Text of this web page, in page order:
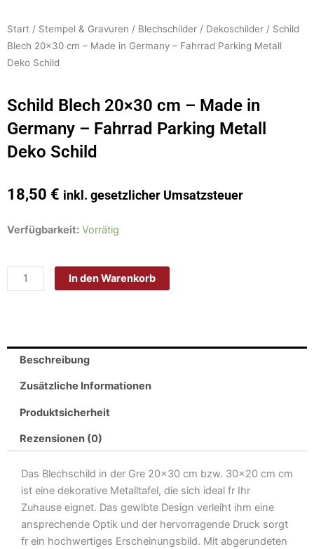
Start / Stempel & Gravuren / Blechschilder / Dekoschilder / Schild
Blech 20×30 cm – Made in Germany – Fahrrad Parking Metall
Deko Schild
Schild Blech 20×30 cm – Made in
Germany – Fahrrad Parking Metall
Deko Schild
18,50 € inkl. gesetzlicher Umsatzsteuer
Verfügbarkeit: Vorrätig
Schild
Germany
Fahrrad
Metall
Schild
In den Warenkorb
Beschreibung
Zusätzliche Informationen
Produktsicherheit
Rezensionen (0)
Das Blechschild in der Gre 20×30 cm bzw. 30×20 cm cm
ist eine dekorative Metalltafel, die sich ideal fr Ihr
Zuhause eignet. Das gewlbte Design verleiht ihm eine
ansprechende Optik und der hervorragende Druck sorgt
fr ein hochwertiges Erscheinungsbild. Mit abgerundeten